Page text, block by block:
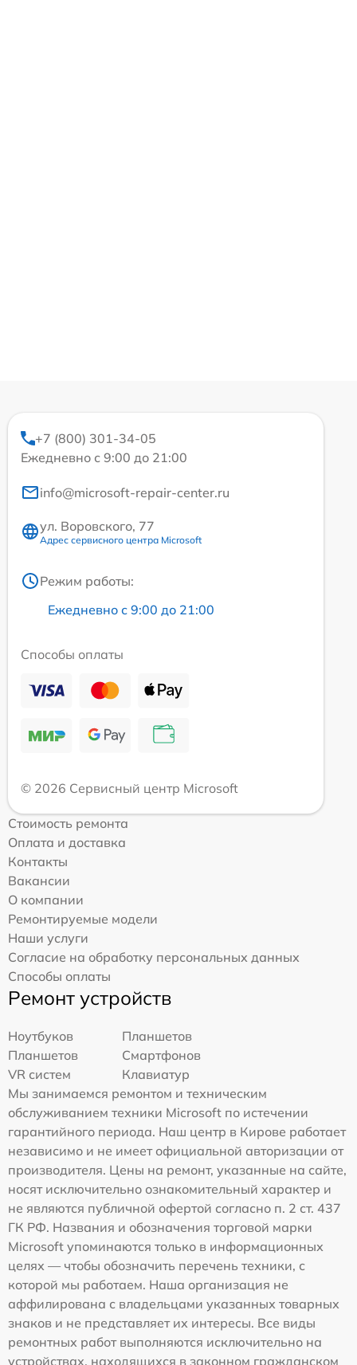
+7 (800) 301-34-05
Ежедневно с 9:00 до 21:00
info@microsoft-repair-center.ru
ул. Воровского, 77
Адрес сервисного центра Microsoft
Режим работы:
Ежедневно с 9:00 до 21:00
Способы оплаты
© 2026 Сервисный центр Microsoft
Стоимость ремонта
Оплата и доставка
Контакты
Вакансии
О компании
Ремонтируемые модели
Наши услуги
Согласие на обработку персональных данных
Способы оплаты
Ремонт устройств
Ноутбуков
Планшетов
Планшетов
Смартфонов
VR систем
Клавиатур
Мы занимаемся ремонтом и техническим
обслуживанием техники Microsoft по истечении
гарантийного периода. Наш центр в Кирове работает
независимо и не имеет официальной авторизации от
производителя. Цены на ремонт, указанные на сайте,
носят исключительно ознакомительный характер и
не являются публичной офертой согласно п. 2 ст. 437
ГК РФ. Названия и обозначения торговой марки
Microsoft упоминаются только в информационных
целях — чтобы обозначить перечень техники, с
которой мы работаем. Наша организация не
аффилирована с владельцами указанных товарных
знаков и не представляет их интересы. Все виды
ремонтных работ выполняются исключительно на
устройствах, находящихся в законном гражданском